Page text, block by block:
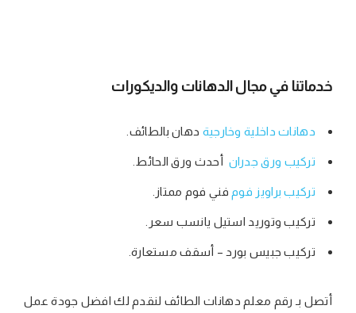
خدماتنا في مجال الدهانات والديكورات
دهانات داخلية وخارجية دهان بالطائف.
تركيب ورق جدران أحدث ورق الحائط.
تركيب براويز فوم فني فوم ممتاز.
تركيب وتوريد استيل يانسب سعر.
تركيب جبيس بورد – أسقف مستعارة.
أتصل بـ رقم معلم دهانات الطائف لنقدم لك افضل جودة عمل